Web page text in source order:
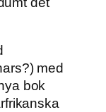
med
bok